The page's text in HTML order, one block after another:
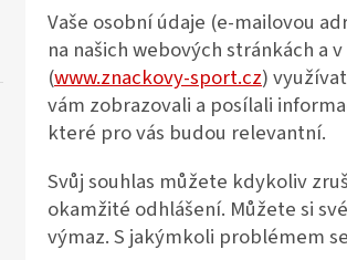
Vaše osobní údaje (e-mailovou
na našich webových stránkách a
(www.znackovy-sport.cz)
vám zobrazovali a posílali
které pro vás budou relevantní.
Svůj souhlas můžete kdykoliv
okamžité odhlášení. Můžete si
výmaz. S jakýmkoli problémem